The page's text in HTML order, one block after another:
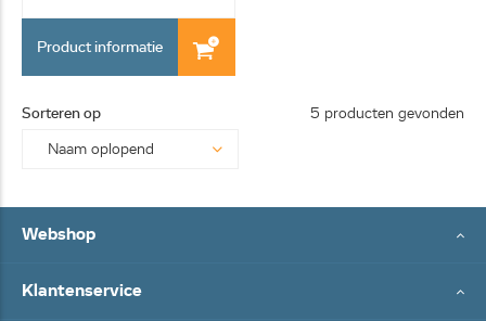
Product informatie
Sorteren op 5 producten gevonden
Webshop
Klantenservice